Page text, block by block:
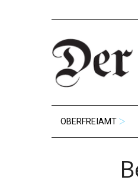
OBERFREIAMT